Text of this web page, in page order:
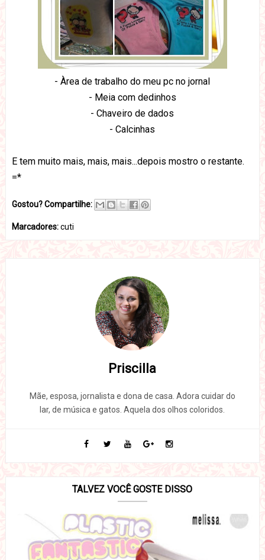
- Àrea de trabalho do meu pc no jornal
- Meia com dedinhos
- Chaveiro de dados
- Calcinhas
E tem muito mais, mais, mais...depois mostro o restante.
=*
Gostou? Compartilhe:
Marcadores:cuti
Priscilla
Mãe, esposa, jornalista e dona de casa. Adora cuidar do
lar, de música e gatos. Aquela dos olhos coloridos.
TALVEZ VOCÊ GOSTE DISSO